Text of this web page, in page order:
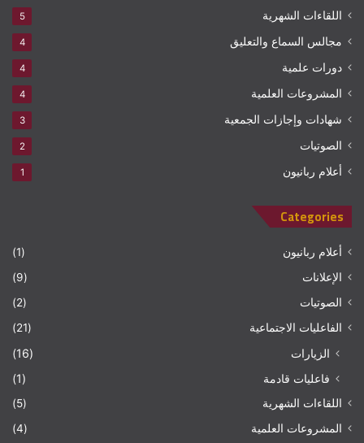
اللقاءات الشهرية 5
مجالس السماع والتعليق 4
دورات علمية 4
المشروعات العلمية 4
شهادات وإجازات الجمعية 3
الصوتيات 2
أعلام ربانيون 1
Categories
أعلام ربانيون
(1)
الإعلانات
(9)
الصوتيات
(2)
الفاعليات الاجتماعية
(21)
الزيارات
(16)
فاعليات قادمة
(1)
اللقاءات الشهرية
(5)
المشروعات العلمية
(4)